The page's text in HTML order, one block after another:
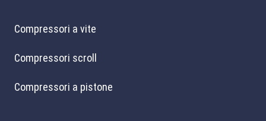
Compressori a vite
Compressori scroll
Compressori a pistone